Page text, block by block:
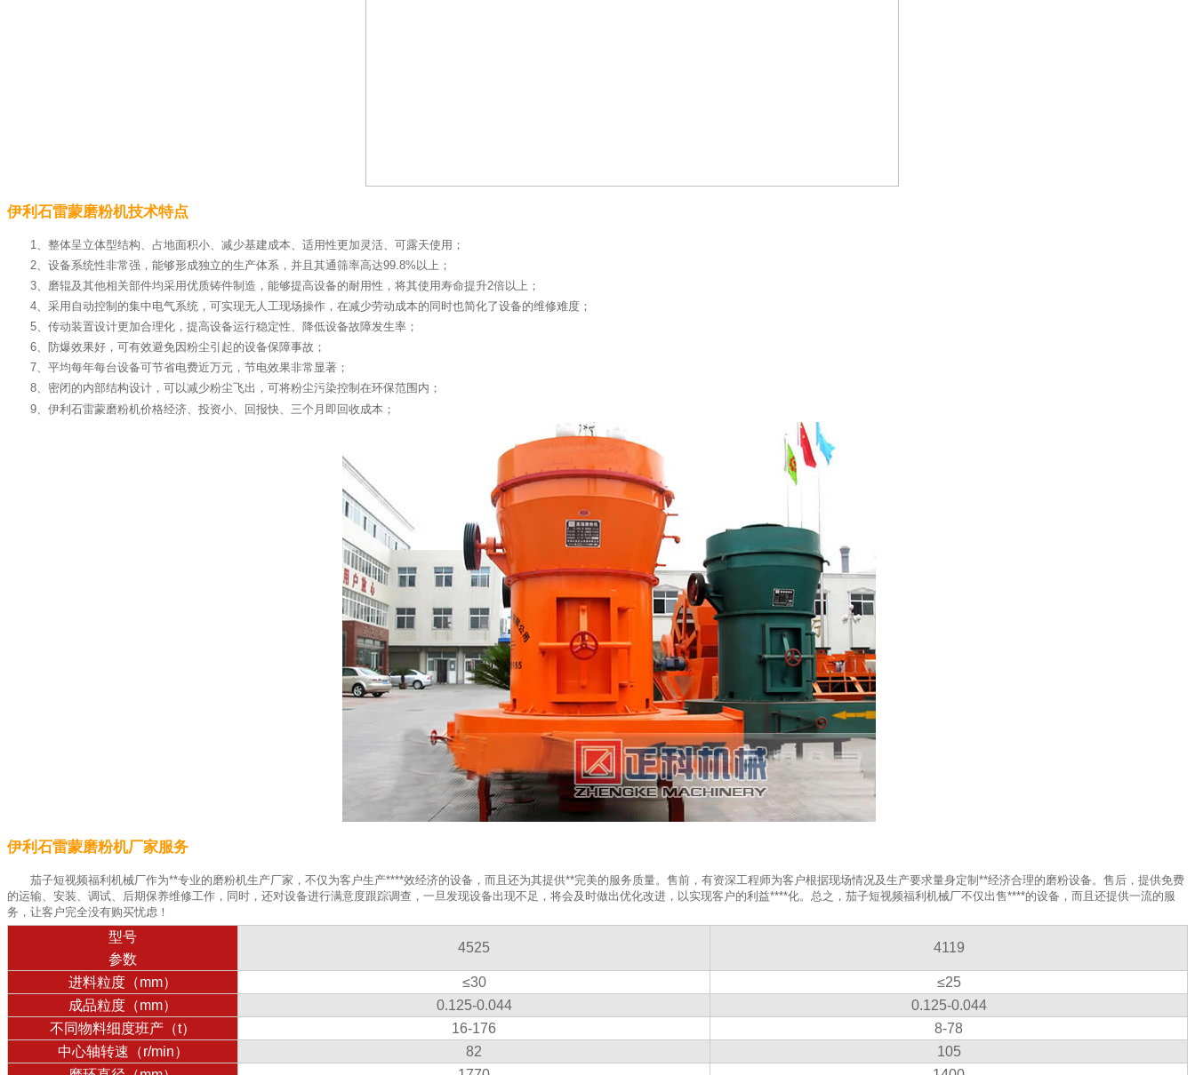
伊利石雷蒙磨粉机技术特点
1、整体呈立体型结构、占地面积小、减少基建成本、适用性更加灵活、可露天使用；
2、设备系统性非常强，能够形成独立的生产体系，并且其通筛率高达99.8%以上；
3、磨辊及其他相关部件均采用优质铸件制造，能够提高设备的耐用性，将其使用寿命提升2倍以上；
4、采用自动控制的集中电气系统，可实现无人工现场操作，在减少劳动成本的同时也简化了设备的维修难度；
5、传动装置设计更加合理化，提高设备运行稳定性、降低设备故障发生率；
6、防爆效果好，可有效避免因粉尘引起的设备保障事故；
7、平均每年每台设备可节省电费近万元，节电效果非常显著；
8、密闭的内部结构设计，可以减少粉尘飞出，可将粉尘污染控制在环保范围内；
9、 伊利石雷蒙磨粉机价格经济、投资小、回报快、三个月即回收成本；
伊利石雷蒙磨粉机厂家服务
茄子短视频福利机械厂作为**专业的磨粉机生产厂家，不仅为客户生产****效经济的设备，而且还为其提供**完美的服务质量。售前，有资深工程师为客户根据现场情况及生产要求量身定制**经济合理的磨粉设备。售后，提供免费
的运输、安装、调试、后期保养维修工作，同时，还对设备进行满意度跟踪调查，一旦发现设备出现不足，将会及时做出优化改进，以实现客户的利益****化。总之，茄子短视频福利机械厂不仅出售****的设备，而且还提供一流的服
务，让客户完全没有购买忧虑！
型号
参数
4525 4119
进料粒度（mm） ≤30
≤25
成品粒度（mm）
0.125-0.044
0.125-0.044
不同物料细度班产（t）
16-176
8-78
中心轴转速（r/min）
82
105